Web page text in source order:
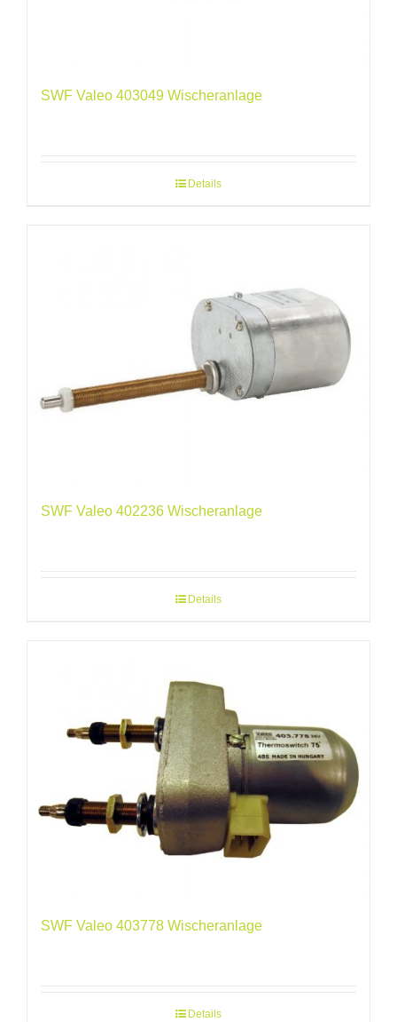
SWF Valeo 403049 Wischeranlage
Details
SWF Valeo 402236 Wischeranlage
Details
SWF Valeo 403778 Wischeranlage
Details